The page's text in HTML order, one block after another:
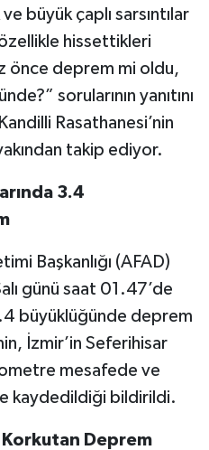
büyük çaplı sarsıntılar
hissettikleri
önce deprem mi oldu,
sorularının yanıtını
Rasathanesi’nin
takip ediyor.
3.4
Başkanlığı (AFAD)
günü saat 01.47’de
büyüklüğünde deprem
İzmir’in Seferihisar
mesafede ve
kaydedildiği bildirildi.
Korkutan Deprem